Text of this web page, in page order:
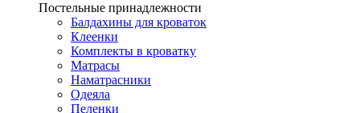
Постельные принадлежности
Балдахины для кроваток
Клеенки
Комплекты в кроватку
Матрасы
Наматрасники
Одеяла
Пеленки